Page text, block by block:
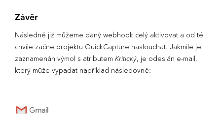
Závěr
Následně již můžeme daný webhook celý aktivovat a od té
chvíle začne projektu QuickCapture naslouchat. Jakmile je
zaznamenán výmol s atributem Kritický, je odeslán e-mail,
který může vypadat například následovně: